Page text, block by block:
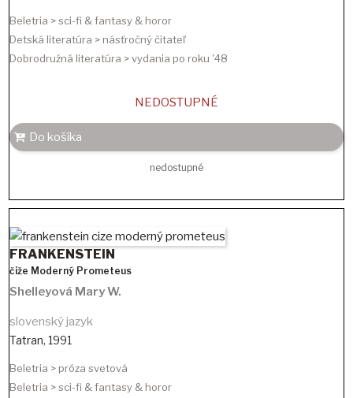
Beletria > sci-fi & fantasy & horor
Detská literatúra > násťročný čitateľ
Dobrodružná literatúra > vydania po roku '48
NEDOSTUPNÉ
Do košíka
nedostupné
FRANKENSTEIN
čiže Moderný Prometeus
Shelleyová Mary W.
slovenský jazyk
Tatran, 1991
Beletria > próza svetová
Beletria > sci-fi & fantasy & horor